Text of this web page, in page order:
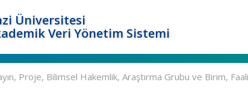
Üniversitesi
Veri Yönetim Sistemi